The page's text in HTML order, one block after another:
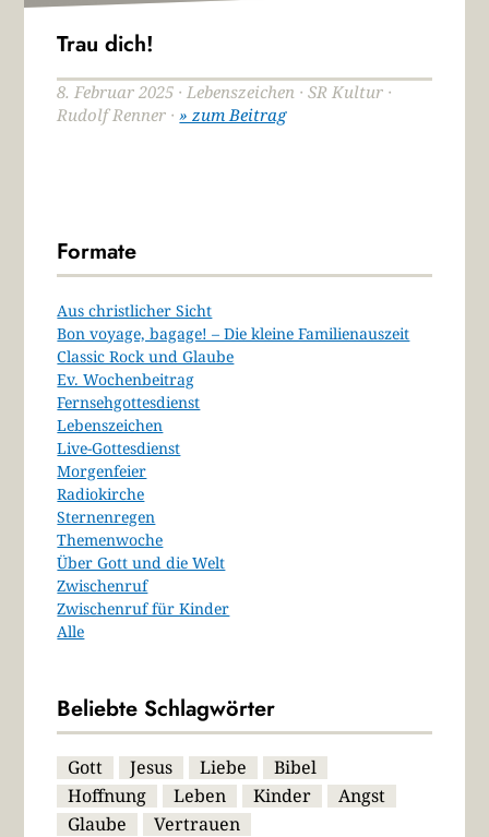
Trau dich!
8. Februar 2025 · Lebenszeichen · SR Kultur ·
Rudolf Renner ·» zum Beitrag
Formate
Aus christlicher Sicht
Bon voyage, bagage! – Die kleine Familienauszeit
Classic Rock und Glaube
Ev. Wochenbeitrag
Fernsehgottesdienst
Lebenszeichen
Live-Gottesdienst
Morgenfeier
Radiokirche
Sternenregen
Themenwoche
Über Gott und die Welt
Zwischenruf
Zwischenruf für Kinder
Alle
Beliebte Schlagwörter
Gott Jesus Liebe
Bibel
Hoffnung
Leben Kinder
Angst
Glaube
Vertrauen